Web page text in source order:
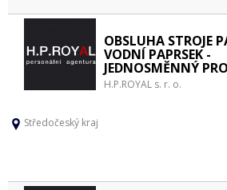
OBSLUHA STROJE
VODNÍ PAPRSEK -
JEDNOSMĚNNÝ
H.P.ROYAL s. r. o.
Středočeský kraj